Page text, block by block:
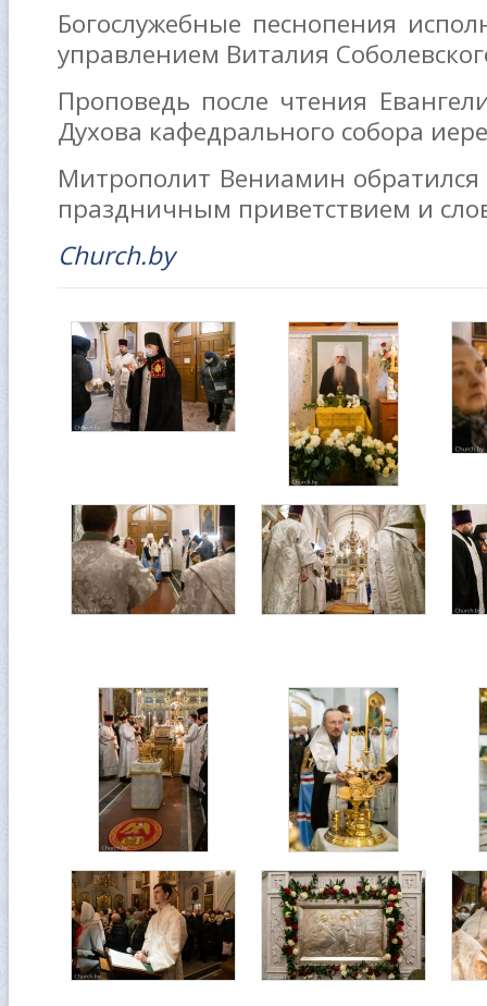
Богослужебные песнопения
управлением Виталия
Проповедь после чтения
Духова кафедрального собора
Митрополит Вениамин
праздничным приветствием и
Church.by